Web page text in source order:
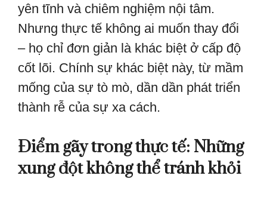
yên tĩnh và chiêm nghiệm nội tâm.
Nhưng thực tế không ai muốn thay đổi
– họ chỉ đơn giản là khác biệt ở cấp độ
cốt lõi. Chính sự khác biệt này, từ mầm
mống của sự tò mò, dần dần phát triển
thành rễ của sự xa cách.
Điểm gãy trong thực tế: Những
xung đột không thể tránh khỏi